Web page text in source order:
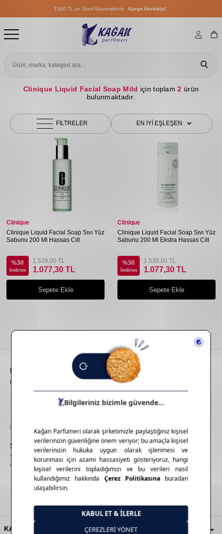
1500 TL ve Üzeri Alışverişlerde Kargo Ücretsiz!
1500 TL ve Üzeri Alışverişlerde
1500 TL ve Üzeri Alışverişlerde
Clinique Liquid Facial Soap Mild için toplam2 ürün
bulunmaktadır.
FILTRELER EN IYI EŞLEŞEN
Clinique
Clinique Liquid Facial Soap Sıvı Yüz
Sabunu 200 Ml Hassas Cilt
%30
İndirim
1.539,00 TL
1.077,30 TL
Sepete Ekle
Clinique
Clinique Liquid Facial Soap Sıvı Yüz
Sabunu 200 Ml Ekstra Hassas Cilt
%30
İndirim
1.539,00 TL
1.077,30 TL
Sepete Ekle
Aboneliği
Kampanya ve yeniliklerden haberdar olmak için e-bültenimize abone olun!
KVKK Sözleşmesi'ni , okudum, kabul ediyorum.
SosyalMedya
Takipçilerimize Özel Kampanya ve Fırsatlardan haberdar olmak için E-bültenimize
abone olun!
KATEGORILER